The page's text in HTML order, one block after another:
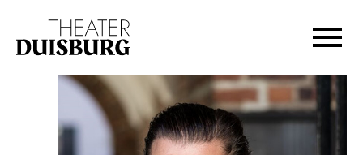
Zur Hauptnavigation springen
Zum Footer springen